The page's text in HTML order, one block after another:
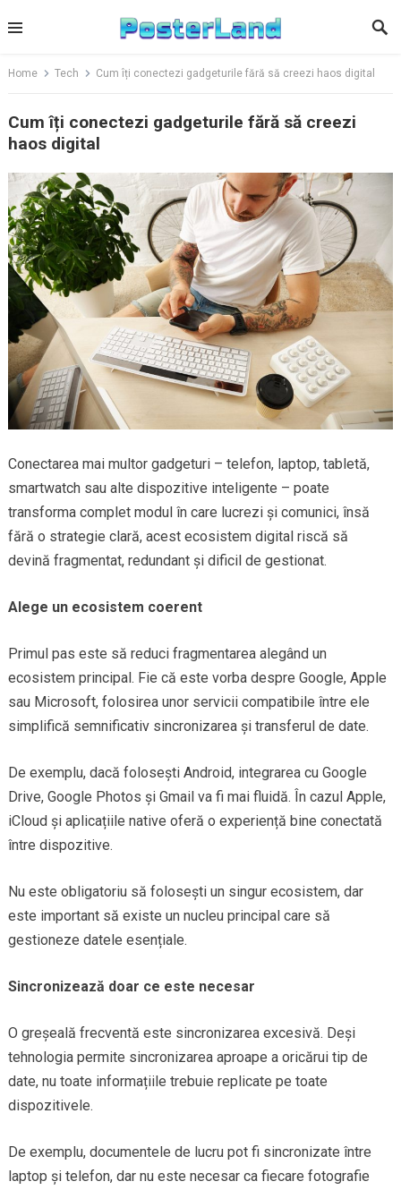
to
Home Tech Cum îți conectezi gadgeturile fără să creezi haos digital
Cum îți conectezi gadgeturile fără să creezi
haos digital
Conectarea mai multor gadgeturi – telefon, laptop, tabletă,
smartwatch sau alte dispozitive inteligente – poate
transforma complet modul în care lucrezi și comunici, însă
fără o strategie clară, acest ecosistem digital riscă să
devină fragmentat, redundant și dificil de gestionat.
Alege un ecosistem coerent
Primul pas este să reduci fragmentarea alegând un
ecosistem principal. Fie că este vorba despre Google, Apple
sau Microsoft, folosirea unor servicii compatibile între ele
simplifică semnificativ sincronizarea și transferul de date.
De exemplu, dacă folosești Android, integrarea cu Google
Drive, Google Photos și Gmail va fi mai fluidă. În cazul Apple,
iCloud și aplicațiile native oferă o experiență bine conectată
între dispozitive.
Nu este obligatoriu să folosești un singur ecosistem, dar
este important să existe un nucleu principal care să
gestioneze datele esențiale.
Sincronizează doar ce este necesar
O greșeală frecventă este sincronizarea excesivă. Deși
tehnologia permite sincronizarea aproape a oricărui tip de
date, nu toate informațiile trebuie replicate pe toate
dispozitivele.
De exemplu, documentele de lucru pot fi sincronizate între
laptop și telefon, dar nu este necesar ca fiecare fotografie